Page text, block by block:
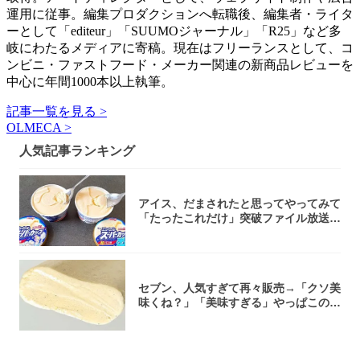
運用に従事。編集プロダクションへ転職後、編集者・ライタ
ーとして「editeur」「SUUMOジャーナル」「R25」など多
岐にわたるメディアに寄稿。現在はフリーランスとして、コ
ンビニ・ファストフード・メーカー関連の新商品レビューを
中心に年間1000本以上執筆。
記事一覧を見る >
OLMECA >
人気記事ランキング
アイス、だまされたと思ってやってみて
「たったこれだけ」突破ファイル放送で
セブン、人気すぎて再々販売→「クソ美
味くね？」「美味すぎる」やっぱこのク